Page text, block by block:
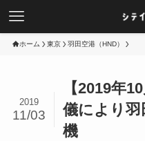
ホーム 東京 羽田空港（HND）
【2019年
儀により羽
機
2019
11/03